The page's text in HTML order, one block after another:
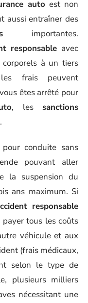
auto est non
aussi entraîner des
importantes.
responsable avec
à un tiers
frais peuvent
êtes arrêté pour
, les sanctions
pour conduite sans
pouvant aller
la suspension du
ans maximum. Si
responsable
payer tous les coûts
véhicule et aux
(frais médicaux,
selon le type de
plusieurs milliers
nécessitant une